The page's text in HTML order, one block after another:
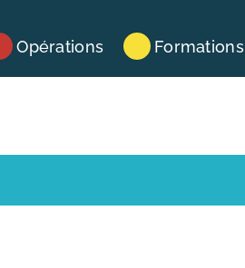
Opérations Formations